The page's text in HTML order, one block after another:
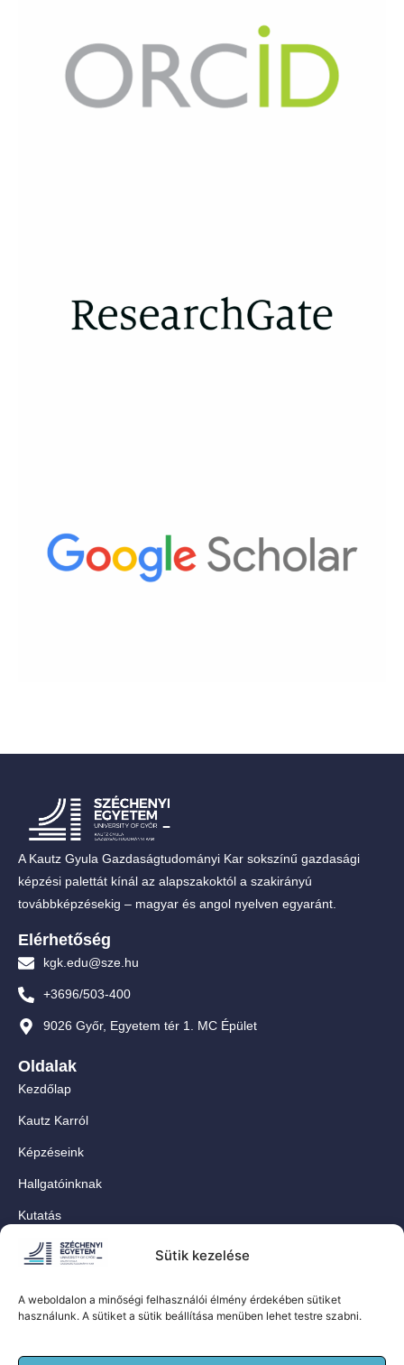
Sütik kezelése
A weboldalon a minőségi felhasználói élmény érdekében sütiket
használunk. A sütiket a sütik beállítása menüben lehet testre szabni.
A Kautz Gyula Gazdaságtudományi Kar sokszínű gazdasági
képzési palettát kínál az alapszakoktól a szakirányú
továbbképzésekig – magyar és angol nyelven egyaránt.
Elérhetőség
kgk.edu@sze.hu
+3696/503-400
9026 Győr, Egyetem tér 1. MC Épület
Oldalak
Kezdőlap
Kautz Karról
Képzéseink
Hallgatóinknak
Kutatás
Munkatársainknak
For Our International Students